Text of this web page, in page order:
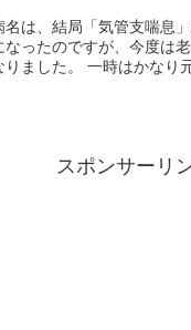
名は、結局「気管支喘息
なったのですが、今度は
ました。 一時はかなり
スポンサーリ